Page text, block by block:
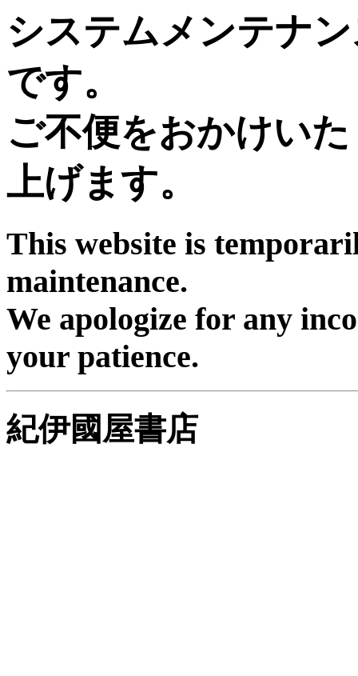
システムメンテナ
です。
ご不便をおかけい
上げます。
This website is
maintenance.
We apologize for any
your patience.
紀伊國屋書店